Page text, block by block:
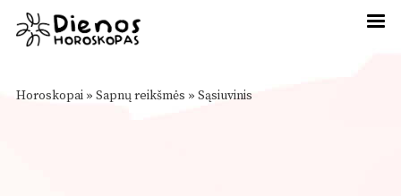
Horoskopai » Sapnų reikšmės » Sąsiuvinis